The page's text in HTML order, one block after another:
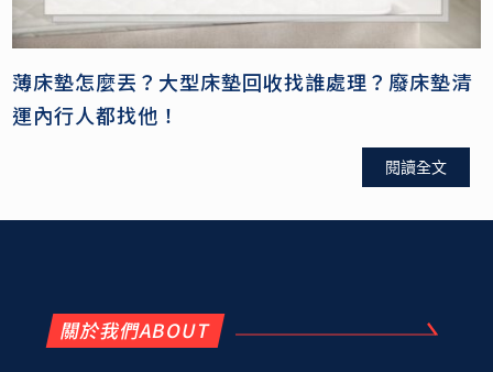
薄床墊怎麼丟？大型床墊回收找誰處理？廢床墊清
運內行人都找他！
閱讀全文
關於我們ABOUT